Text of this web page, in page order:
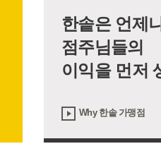
한솥은 언제
점주님들의
이익을 먼저
Why 한솥 가맹점